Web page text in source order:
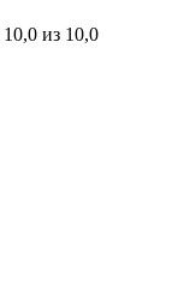
10,0 из 10,0